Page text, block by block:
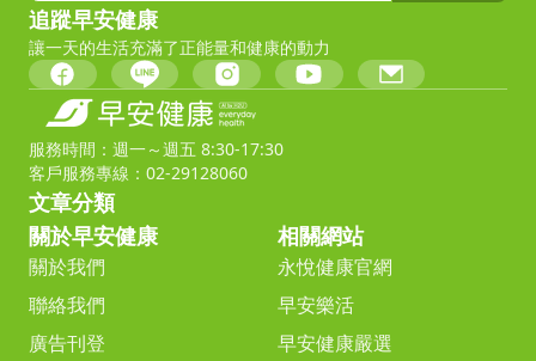
追蹤早安健康
讓一天的生活充滿了正能量和健康的動力
服務時間：週一～週五 8:30-17:30
客戶服務專線：02-29128060
文章分類
關於早安健康
關於我們
聯絡我們
廣告刊登
相關網站
永悅健康官網
早安樂活
早安健康嚴選